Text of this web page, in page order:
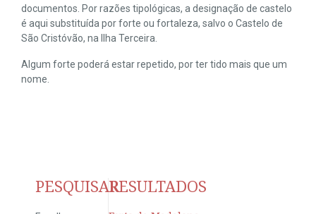
documentos. Por razões tipológicas, a designação de castelo
é aqui substituída por forte ou fortaleza, salvo o Castelo de
São Cristóvão, na Ilha Terceira.
Algum forte poderá estar repetido, por ter tido mais que um
nome.
PESQUISARRESULTADOS